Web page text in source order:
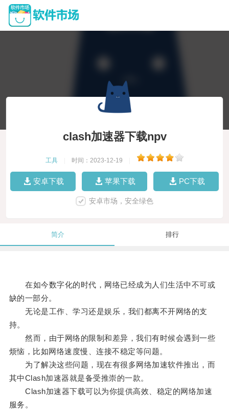
clash加速器下载npv
工具 时间：2023-12-19
安卓下载 苹果下载 PC下载
安卓市场，安全绿色
简介 排行
在如今数字化的时代，网络已经成为人们生活中不可或
缺的一部分。
无论是工作、学习还是娱乐，我们都离不开网络的支
持。
然而，由于网络的限制和差异，我们有时候会遇到一些
烦恼，比如网络速度慢、连接不稳定等问题。
为了解决这些问题，现在有很多网络加速软件推出，而
其中Clash加速器就是备受推崇的一款。
Clash加速器下载可以为你提供高效、稳定的网络加速
服务。